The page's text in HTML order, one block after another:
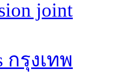
joint
กรุงเทพ